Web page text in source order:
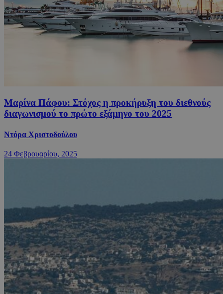
Μαρίνα Πάφου: Στόχος η προκήρυξη του διεθνούς
διαγωνισμού το πρώτο εξάμηνο του 2025
Ντόρα Χριστοδούλου
24 Φεβρουαρίου, 2025